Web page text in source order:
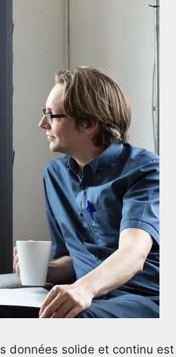
données solide et continu est